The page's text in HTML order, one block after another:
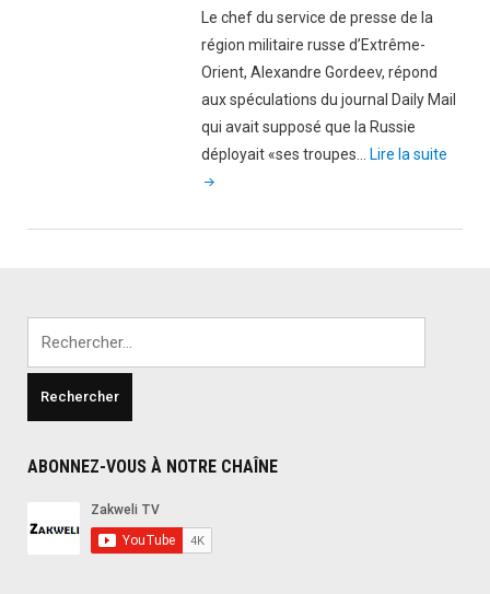
depuis
la
Mecque"
Le chef du service de presse de la
région militaire russe d’Extrême-
Orient, Alexandre Gordeev, répond
aux spéculations du journal Daily Mail
qui avait supposé que la Russie
déployait «ses troupes…
Lire la suite
ses
ABONNEZ-VOUS À NOTRE CHAÎNE